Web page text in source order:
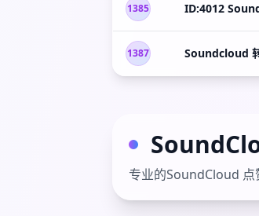
1385 ID:4012
1387 Soundcloud
专业的SoundCloud